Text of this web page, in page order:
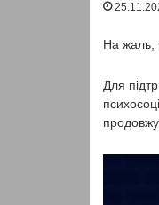
На жаль,
Для